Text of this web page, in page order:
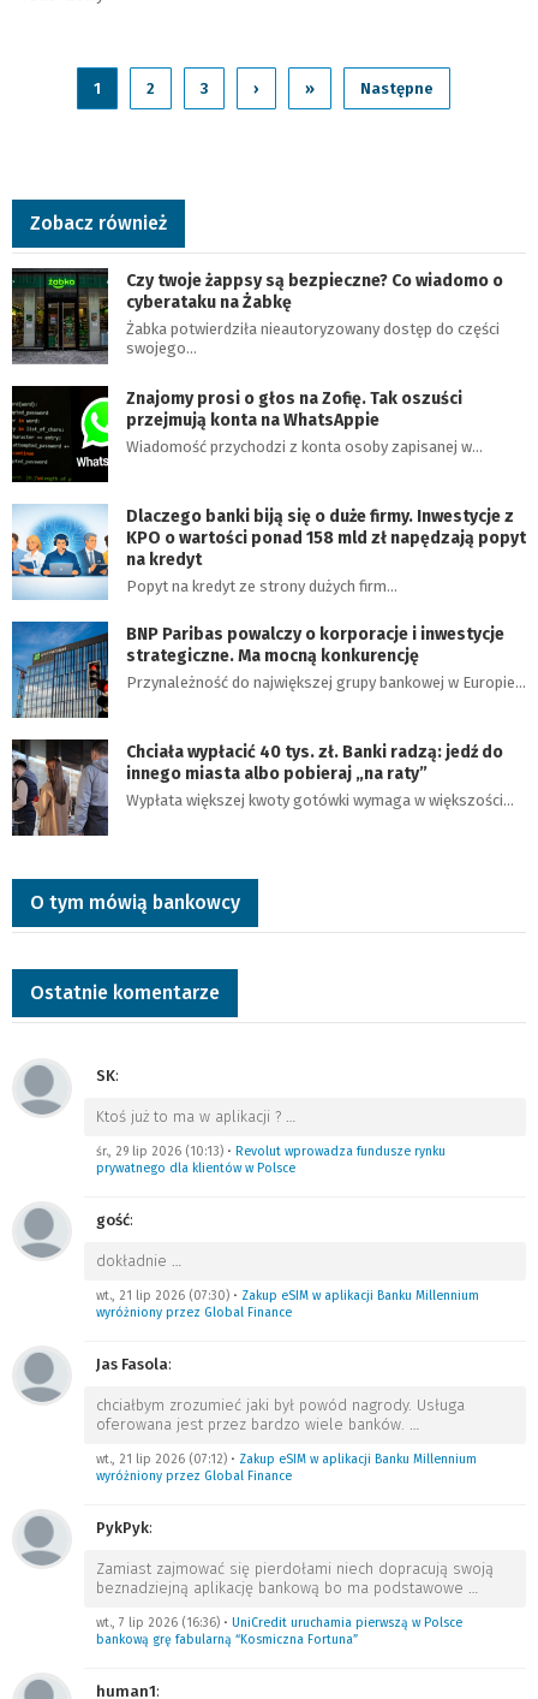
1 2 3 › » Następne
Zobacz również
Czy twoje żappsy są bezpieczne? Co wiadomo o
cyberataku na Żabkę
Żabka potwierdziła nieautoryzowany dostęp do części
swojego…
Znajomy prosi o głos na Zofię. Tak oszuści
przejmują konta na WhatsAppie
Wiadomość przychodzi z konta osoby zapisanej w…
Dlaczego banki biją się o duże firmy. Inwestycje z
KPO o wartości ponad 158 mld zł napędzają popyt
na kredyt
Popyt na kredyt ze strony dużych firm…
BNP Paribas powalczy o korporacje i inwestycje
strategiczne. Ma mocną konkurencję
Przynależność do największej grupy bankowej w Europie…
Chciała wypłacić 40 tys. zł. Banki radzą: jedź do
innego miasta albo pobieraj „na raty”
Wypłata większej kwoty gotówki wymaga w większości…
O tym mówią bankowcy
Ostatnie komentarze
SK:
Ktoś już to ma w aplikacji ? …
śr., 29 lip 2026 (10:13) • Revolut wprowadza fundusze rynku
prywatnego dla klientów w Polsce
gość:
dokładnie …
wt., 21 lip 2026 (07:30) • Zakup eSIM w aplikacji Banku Millennium
wyróżniony przez Global Finance
Jas Fasola:
chciałbym zrozumieć jaki był powód nagrody. Usługa
oferowana jest przez bardzo wiele banków. …
wt., 21 lip 2026 (07:12) • Zakup eSIM w aplikacji Banku Millennium
wyróżniony przez Global Finance
PykPyk:
Zamiast zajmować się pierdołami niech dopracują swoją
beznadziejną aplikację bankową bo ma podstawowe …
wt., 7 lip 2026 (16:36) • UniCredit uruchamia pierwszą w Polsce
bankową grę fabularną “Kosmiczna Fortuna”
human1: